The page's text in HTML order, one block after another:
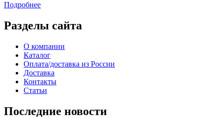
Подробнее
Разделы сайта
О компании
Каталог
Оплата/доставка из России
Доставка
Контакты
Статьи
Последние новости